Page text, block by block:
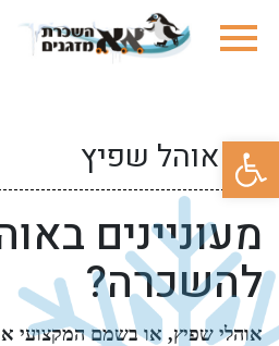
פתח סרגל נגישות
אוהל שפיץ
מעוניינים
להשכרה?
אוהלי שפיץ, או בשמם המקצועי